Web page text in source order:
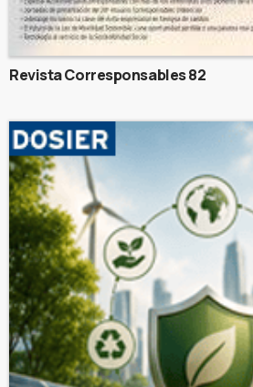
Revista Corresponsables 82